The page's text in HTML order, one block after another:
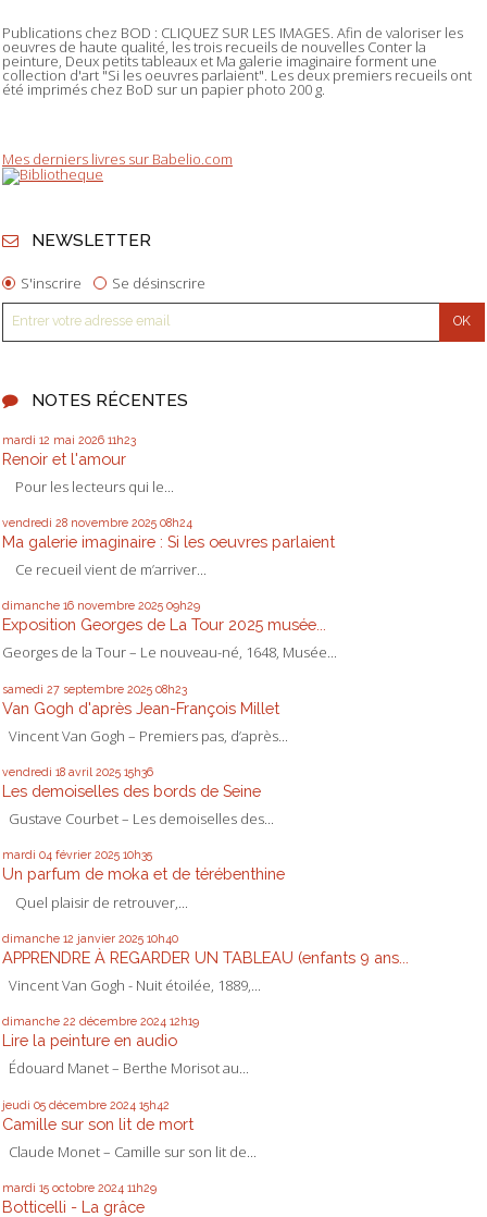
Publications chez BOD : CLIQUEZ SUR LES IMAGES. Afin de valoriser les
oeuvres de haute qualité, les trois recueils de nouvelles Conter la
peinture, Deux petits tableaux et Ma galerie imaginaire forment une
collection d'art "Si les oeuvres parlaient". Les deux premiers recueils ont
été imprimés chez BoD sur un papier photo 200 g.
Mes derniers livres sur Babelio.com
NEWSLETTER
S'inscrire Se désinscrire
NOTES RÉCENTES
mardi 12 mai 2026 11h23
Renoir et l'amour
Pour les lecteurs qui le...
vendredi 28 novembre 2025 08h24
Ma galerie imaginaire : Si les oeuvres parlaient
Ce recueil vient de m’arriver...
dimanche 16 novembre 2025 09h29
Exposition Georges de La Tour 2025 musée...
Georges de la Tour – Le nouveau-né, 1648, Musée...
samedi 27 septembre 2025 08h23
Van Gogh d'après Jean-François Millet
Vincent Van Gogh – Premiers pas, d’après...
vendredi 18 avril 2025 15h36
Les demoiselles des bords de Seine
Gustave Courbet – Les demoiselles des...
mardi 04 février 2025 10h35
Un parfum de moka et de térébenthine
Quel plaisir de retrouver,...
dimanche 12 janvier 2025 10h40
APPRENDRE À REGARDER UN TABLEAU (enfants 9 ans...
Vincent Van Gogh - Nuit étoilée, 1889,...
dimanche 22 décembre 2024 12h19
Lire la peinture en audio
Édouard Manet – Berthe Morisot au...
jeudi 05 décembre 2024 15h42
Camille sur son lit de mort
Claude Monet – Camille sur son lit de...
mardi 15 octobre 2024 11h29
Botticelli - La grâce